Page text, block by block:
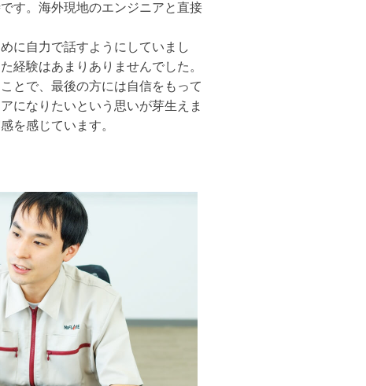
す。海外現地のエンジニアと直接
に自力で話すようにしていまし
経験はあまりありませんでした。
とで、最後の方には自信をもって
になりたいという思いが芽生えま
を感じています。